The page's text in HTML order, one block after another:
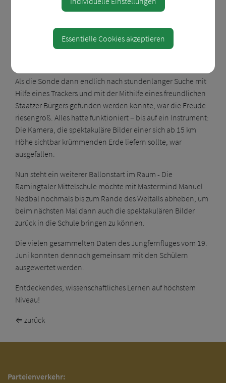
Vielmehr zog der Ballon mit Sonde und Fallschirm eine
Mühlviertel und Waldviertel, bis er 10 km vor der
tschechischen Grenze in Staatz im Weinviertel landete.
Als die Sonde dann endlich nach stundenlanger Suche mit
Hilfe eines Trackers und mit der Mithilfe eines freundlichen
Staatzer Bürgers gefunden werden konnte, war die Freude
riesengroß. Alles hatte funktioniert – bis auf ein Instrument:
Die Kamera, die spektakuläre Bilder einer sich ab 15 km
Höhe sichtbar krümmenden Erde liefern sollte, war
ausgefallen.
Nun steht ein weiterer Ballonstart im Raum - Die
Ramingtaler Mittelschule möchte mit Mastermind Manuel
Nedbal nochmals bis zum Rande des Weltalls abheben, um
beim nächsten Mal dann auch die spektakulären Bilder
zurück in die Schule bringen zu können.
Die vielen gesammelten Daten des Jungfernfluges vom 19.
Juni konnten dennoch gemeinsam mit den Schülern
ausgewertet werden.
Entdeckendes, wissenschaftliches Lernen auf höchstem
Niveau!
⇐ zurück
Parteienverkehr:
Essentielle Cookies akzeptieren